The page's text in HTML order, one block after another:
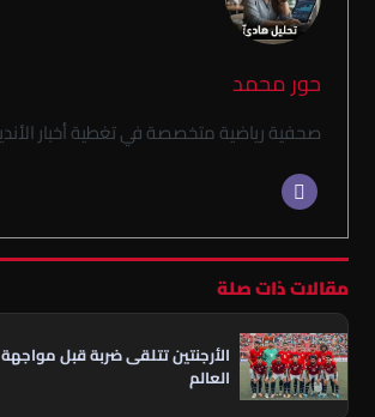
حور محمد
صحفية رياضية متخصصة في تغطية أخبار
مقالات ذات صلة
الأرجنتين تتلقى ضربة قبل
العالم